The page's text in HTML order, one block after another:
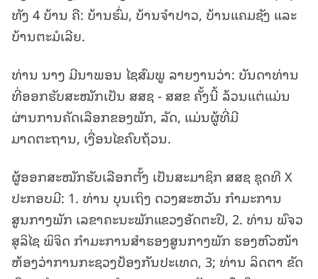
ທັງ 4 ບ້ານ ຄື: ບ້ານຮົ່ມ, ບ້ານຈໍາປາວ, ບ້ານແຄມຊັງ ແລະ
ບ້ານຕະມໍເລີຍ.
ທ່ານ ນາງ ມີນາພອນ ໄຊສົມພູ ລາຍງານວ່າ: ບັນດາທ່ານ
ທີ່ອອກຮັບສະໝັກເປັນ ສສຊ - ສສຂ ຄັ້ງນີ້ ລ້ວນແຕ່ແມ່ນ
ຜ່ານການຄັດເລືອກຂອງພັກ, ລັດ, ແມ່ນຜູ້ທີ່ມີ
ມາດຕະຖານ, ເງື່ອນໄຂຄົບຖ້ວນ.
ຜູ້ອອກສະໝັກຮັບເລືອກຕັ້ງ ເປັນສະມາຊິກ ສສຊ ຊຸດທີ X
ປະກອບມີ: 1. ທ່ານ ບຸນເຖິງ ດວງສະຫວັນ ກຳມະການ
ສູນກາງພັກ ເລຂາຄະນະພັກແຂວງອັດຕະປື, 2. ທ່ານ ພົຈວ
ສຸລິໄຊ ພິຈິດ ກຳມະການສໍາຮອງສູນກາງພັກ ຮອງຫົວໜ້າ
ຫ້ອງວ່າການກະຊວງປ້ອງກັນປະເທດ, 3; ທ່ານ ລິດຕາ ຂັດ